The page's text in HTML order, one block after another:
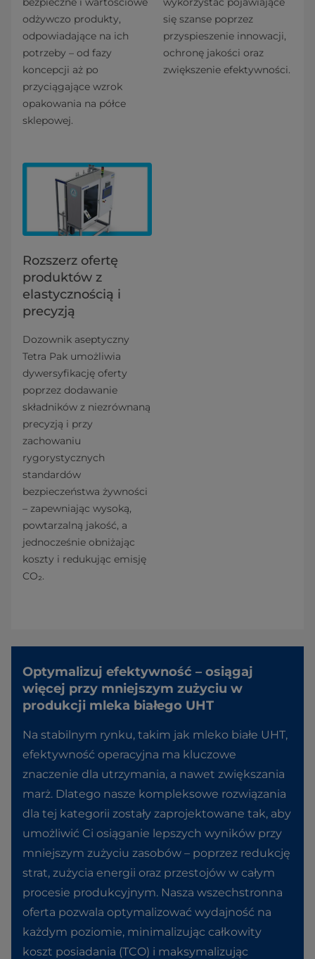
odżywczo produkty,
odpowiadające na ich
potrzeby – od fazy
koncepcji aż po
przyciągające wzrok
opakowania na półce
sklepowej.
się szanse poprzez
przyspieszenie innowacji,
ochronę jakości oraz
zwiększenie efektywności.
Rozszerz ofertę
produktów z
elastycznością i
precyzją
Dozownik aseptyczny
Tetra Pak umożliwia
dywersyfikację oferty
poprzez dodawanie
składników z niezrównaną
precyzją i przy
zachowaniu
rygorystycznych
standardów
bezpieczeństwa żywności
– zapewniając wysoką,
powtarzalną jakość, a
jednocześnie obniżając
koszty i redukując emisję
CO₂.
Optymalizuj efektywność – osiągaj
więcej przy mniejszym zużyciu w
produkcji mleka białego UHT
Na stabilnym rynku, takim jak mleko białe UHT,
efektywność operacyjna ma kluczowe
znaczenie dla utrzymania, a nawet zwiększania
marż. Dlatego nasze kompleksowe rozwiązania
dla tej kategorii zostały zaprojektowane tak, aby
umożliwić Ci osiąganie lepszych wyników przy
mniejszym zużyciu zasobów – poprzez redukcję
strat, zużycia energii oraz przestojów w całym
procesie produkcyjnym. Nasza wszechstronna
oferta pozwala optymalizować wydajność na
każdym poziomie, minimalizując całkowity
koszt posiadania (TCO) i maksymalizując